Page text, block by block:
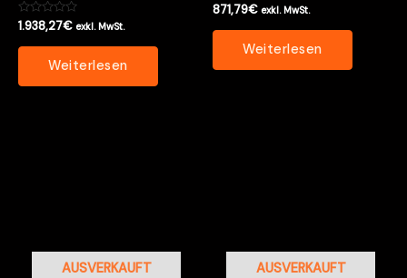
Bewertet
0
1.938,27€ exkl. MwSt.
Weiterlesen
Bewertet
0
871,79€ exkl. MwSt.
Weiterlesen
AUSVERKAUFT AUSVERKAUFT